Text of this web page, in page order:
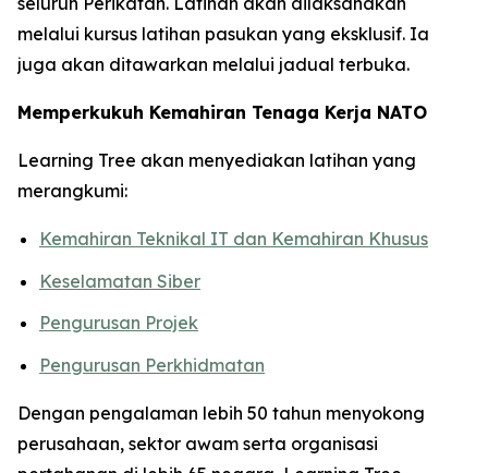
melalui kursus latihan pasukan yang eksklusif. Ia
juga akan ditawarkan melalui jadual terbuka.
Memperkukuh Kemahiran Tenaga Kerja NATO
Learning Tree akan menyediakan latihan yang
merangkumi:
Kemahiran Teknikal IT dan Kemahiran Khusus
Keselamatan Siber
Pengurusan Projek
Pengurusan Perkhidmatan
Dengan pengalaman lebih 50 tahun menyokong
perusahaan, sektor awam serta organisasi